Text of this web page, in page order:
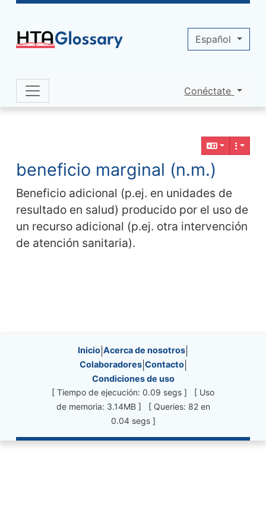
Navigation and related functionality
beneficio marginal (n.m.)
Beneficio adicional (p.ej. en unidades de
resultado en salud) producido por el uso de
un recurso adicional (p.ej. otra intervención
de atención sanitaria).
Site information, links, etc.
Inicio Acerca de nosotros
Colaboradores| Contacto|
Condiciones de uso
[ Tiempo de ejecución: 0.09 segs ] [ Uso
de memoria: 3.14MB ] [ Queries: 82 en
0.04 segs ]
Site identity, navigation, etc.
Conéctate
Español